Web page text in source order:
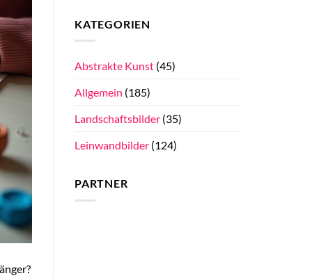
KATEGORIEN
Abstrakte Kunst (45)
Allgemein (185)
Landschaftsbilder (35)
Leinwandbilder (124)
PARTNER